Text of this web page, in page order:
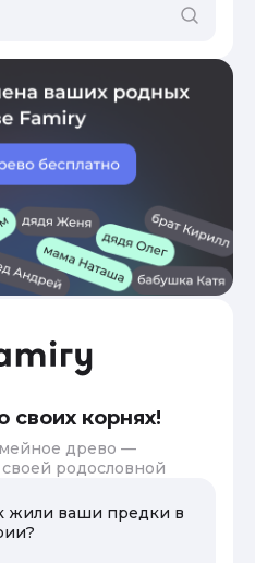
своих корнях!
древо —
родословной
жили ваши предки в